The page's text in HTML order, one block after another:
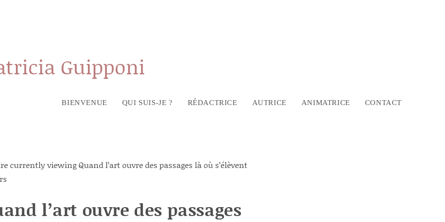
Guipponi
BIENVENUE QUI SUIS-JE ? RÉDACTRICE AUTRICE ANIMATRICE CONTACT
l’art ouvre des passages